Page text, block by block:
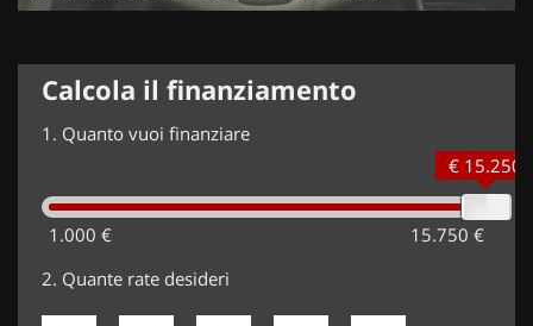
Calcola il finanziamento
1. Quanto vuoi finanziare
1.000 € 15.750 €
€ 15.250
2. Quante rate desideri